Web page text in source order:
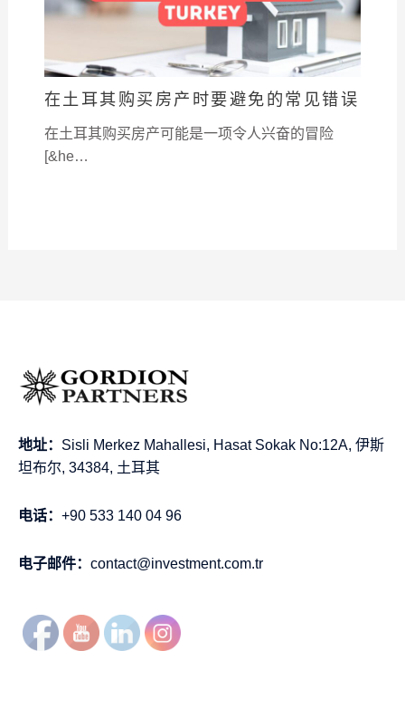
在土耳其购买房产时要避免的常见错误
在土耳其购买房产可能是一项令人兴奋的冒险
[&he…
地址： Sisli Merkez Mahallesi, Hasat Sokak No:12A, 伊斯
坦布尔, 34384, 土耳其
电话： +90 533 140 04 96
电子邮件： contact@investment.com.tr